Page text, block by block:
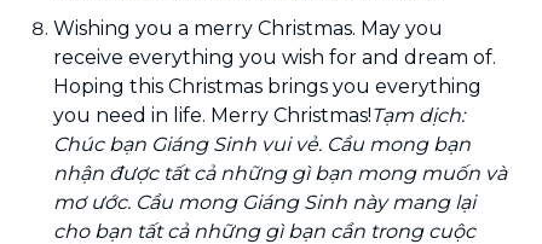
Wishing you a merry Christmas. May you
receive everything you wish for and dream of.
Hoping this Christmas brings you everything
you need in life. Merry Christmas!Tạm dịch:
Chúc bạn Giáng Sinh vui vẻ. Cầu mong bạn
nhận được tất cả những gì bạn mong muốn và
mơ ước. Cầu mong Giáng Sinh này mang lại
cho bạn tất cả những gì bạn cần trong cuộc